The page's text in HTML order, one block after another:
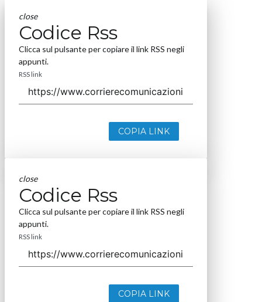
close
Codice Rss
Clicca sul pulsante per copiare il link RSS negli
appunti.
RSS link
COPIA LINK
close
Codice Rss
Clicca sul pulsante per copiare il link RSS negli
appunti.
RSS link
COPIA LINK